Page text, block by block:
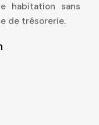
habitation sans
de trésorerie.